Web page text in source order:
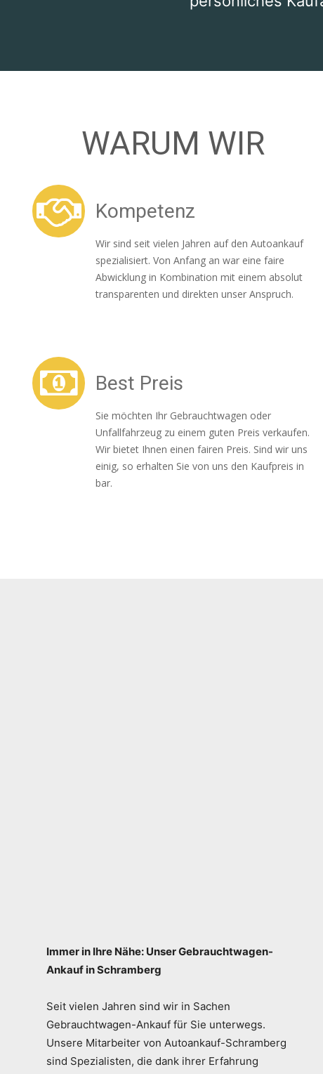
WARUM WIR
Kompetenz
Wir sind seit vielen Jahren auf den Autoankauf
spezialisiert. Von Anfang an war eine faire
Abwicklung in Kombination mit einem absolut
transparenten und direkten unser Anspruch.
Best Preis
Sie möchten Ihr Gebrauchtwagen oder
Unfallfahrzeug zu einem guten Preis verkaufen.
Wir bietet Ihnen einen fairen Preis. Sind wir uns
einig, so erhalten Sie von uns den Kaufpreis in
bar.
Immer in Ihre Nähe: Unser Gebrauchtwagen-
Ankauf in Schramberg
Seit vielen Jahren sind wir in Sachen
Gebrauchtwagen-Ankauf für Sie unterwegs.
Unsere Mitarbeiter von Autoankauf-Schramberg
sind Spezialisten, die dank ihrer Erfahrung